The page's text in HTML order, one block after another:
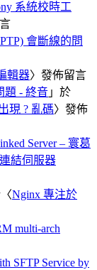
系統校時工
會斷線的問
輯器〉發佈留言
題 - 終音 」於
現 ? 亂碼〉發佈
Server – 寰葛
結伺服器
Nginx 專注於
multi-arch
SFTP Service by